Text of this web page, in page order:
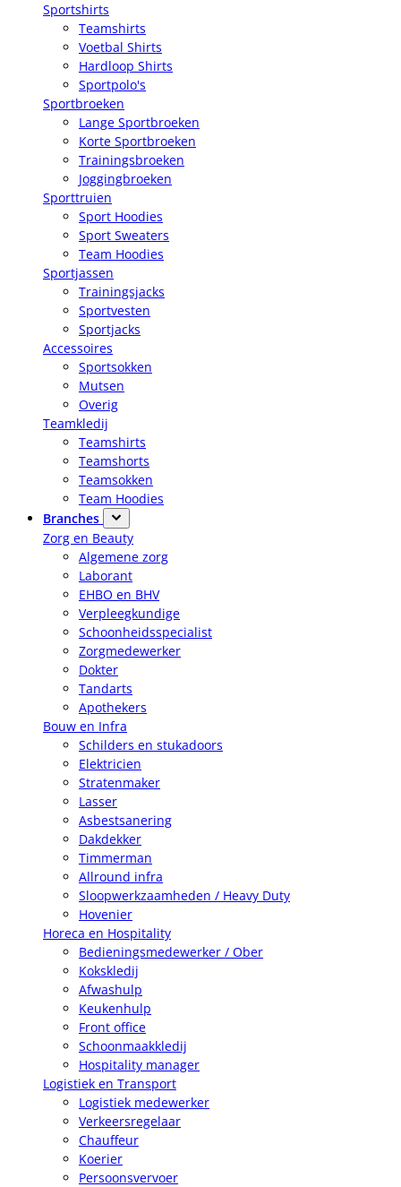
Sportshirts
Teamshirts
Voetbal Shirts
Hardloop Shirts
Sportpolo's
Sportbroeken
Lange Sportbroeken
Korte Sportbroeken
Trainingsbroeken
Joggingbroeken
Sporttruien
Sport Hoodies
Sport Sweaters
Team Hoodies
Sportjassen
Trainingsjacks
Sportvesten
Sportjacks
Accessoires
Sportsokken
Mutsen
Overig
Teamkledij
Teamshirts
Teamshorts
Teamsokken
Team Hoodies
Branches
Zorg en Beauty
Algemene zorg
Laborant
EHBO en BHV
Verpleegkundige
Schoonheidsspecialist
Zorgmedewerker
Dokter
Tandarts
Apothekers
Bouw en Infra
Schilders en stukadoors
Elektricien
Stratenmaker
Lasser
Asbestsanering
Dakdekker
Timmerman
Allround infra
Sloopwerkzaamheden / Heavy Duty
Hovenier
Horeca en Hospitality
Bedieningsmedewerker / Ober
Kokskledij
Afwashulp
Keukenhulp
Front office
Schoonmaakkledij
Hospitality manager
Logistiek en Transport
Logistiek medewerker
Verkeersregelaar
Chauffeur
Koerier
Persoonsvervoer